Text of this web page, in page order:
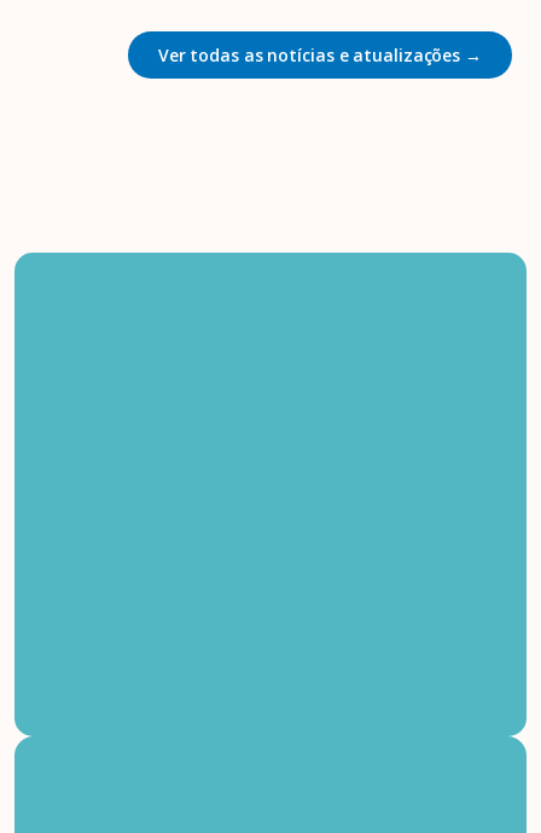
Ver todas as notícias e atualizações →